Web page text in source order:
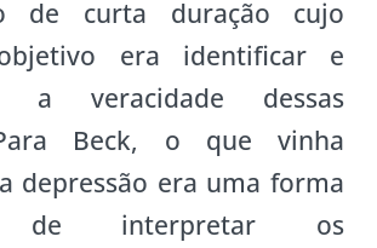
de curta duração cujo
era identificar e
a veracidade dessas
Beck, o que vinha
depressão era uma forma
de interpretar os